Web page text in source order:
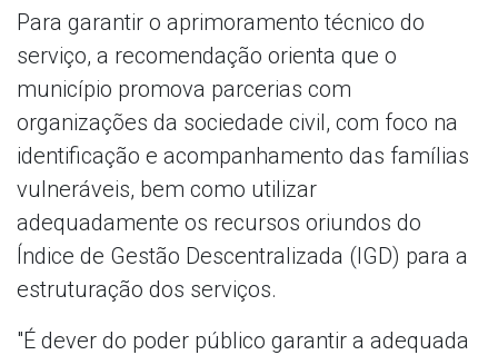
Para garantir o aprimoramento técnico do
serviço, a recomendação orienta que o
município promova parcerias com
organizações da sociedade civil, com foco na
identificação e acompanhamento das famílias
vulneráveis, bem como utilizar
adequadamente os recursos oriundos do
Índice de Gestão Descentralizada (IGD) para a
estruturação dos serviços.
"É dever do poder público garantir a adequada